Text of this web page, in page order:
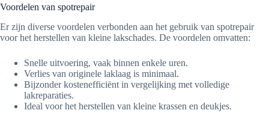
Voordelen van spotrepair
Er zijn diverse voordelen verbonden aan het gebruik van spotrepair
voor het herstellen van kleine lakschades. De voordelen omvatten:
Snelle uitvoering, vaak binnen enkele uren.
Verlies van originele laklaag is minimaal.
Bijzonder kostenefficiënt in vergelijking met volledige
lakreparaties.
Ideal voor het herstellen van kleine krassen en deukjes.